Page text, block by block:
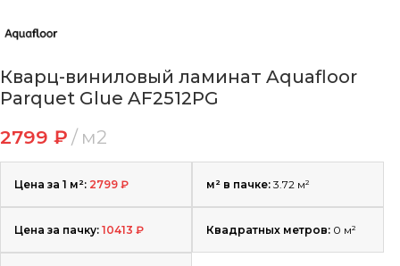
Кварц-виниловый ламинат Aquafloor
Parquet Glue AF2512PG
2799 ₽ м2
Цена за 1 м²: 2799 ₽ м² в пачке: 3.72 м²
Цена за пачку: 10413 ₽ Квадратных метров: 0 м²